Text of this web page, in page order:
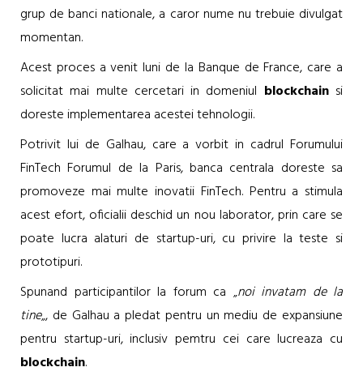
grup de banci nationale, a caror nume nu trebuie divulgat
momentan.
Acest proces a venit luni de la Banque de France, care a
solicitat mai multe cercetari in domeniul blockchainsi
doreste implementarea acestei tehnologii.
Potrivit lui de Galhau, care a vorbit in cadrul Forumului
FinTech Forumul de la Paris, banca centrala doreste sa
promoveze mai multe inovatii FinTech. Pentru a stimula
acest efort, oficialii deschid un nou laborator, prin care se
poate lucra alaturi de startup-uri, cu privire la teste si
prototipuri.
Spunand participantilor la forum ca „noi invatam de la
tine„, de Galhau a pledat pentru un mediu de expansiune
pentru startup-uri, inclusiv pemtru cei care lucreaza cu
blockchain.